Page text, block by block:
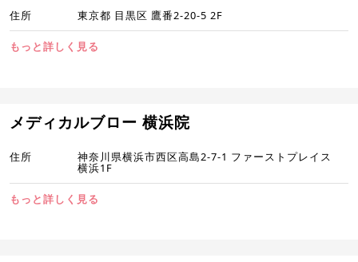
住所 東京都 目黒区 鷹番2-20-5 2F
もっと詳しく見る
メディカルブロー 横浜院
住所 神奈川県横浜市西区高島2-7-1 ファーストプレイス
横浜1F
もっと詳しく見る